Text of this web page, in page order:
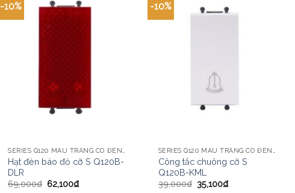
-10%
SERIES Q120 MÀU TRẮNG CÓ ĐÈN LED CHI TIẾT
Hạt đèn báo đỏ cỡ S Q120B-
DLR
69,000₫ 62,100₫
-10%
SERIES Q120 MÀU TRẮNG CÓ ĐÈN LED CHI TIẾT
Công tắc chuông cỡ S
Q120B-KML
39,000₫ 35,100₫